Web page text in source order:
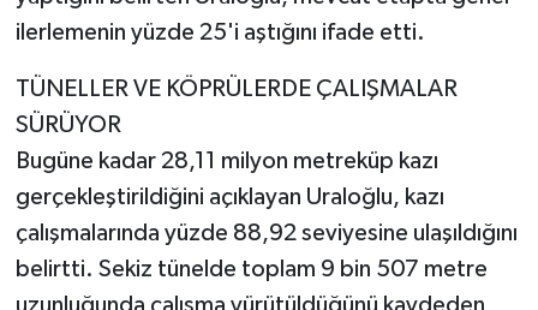
ilerlemenin yüzde 25'i aştığını ifade etti.
TÜNELLER VE KÖPRÜLERDE ÇALIŞMALAR
SÜRÜYOR
Bugüne kadar 28,11 milyon metreküp kazı
gerçekleştirildiğini açıklayan Uraloğlu, kazı
çalışmalarında yüzde 88,92 seviyesine ulaşıldığını
belirtti. Sekiz tünelde toplam 9 bin 507 metre
uzunluğunda çalışma yürütüldüğünü kaydeden